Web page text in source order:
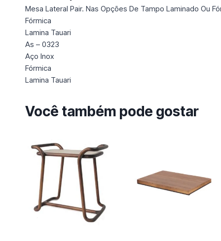
Mesa Lateral Pair. Nas Opções De Tampo Laminado Ou
Fórmica
Lamina Tauari
As – 0323
Aço Inox
Fórmica
Lamina Tauari
Você também pode gostar